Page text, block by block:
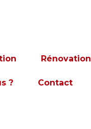
Rénovation
? Contact
en